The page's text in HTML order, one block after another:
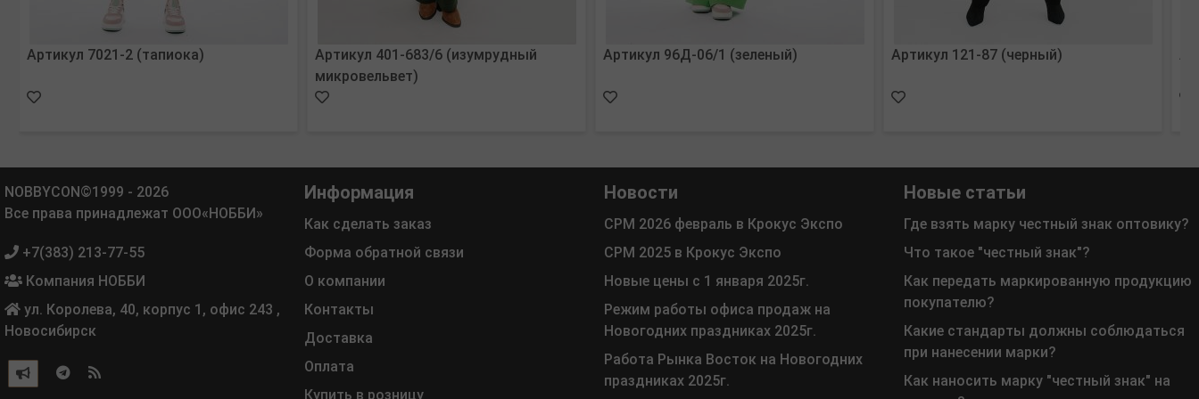
Артикул 7021-2 (тапиока)
Артикул 401-683/6 (изумрудный
микровельвет)
Артикул 96Д-06/1 (зеленый) Артикул 121-87 (черный)
NOBBYCON©1999 - 2026
Все права принадлежат ООО«НОББИ»
+7(383) 213-77-55
Компания НОББИ
ул. Королева, 40, корпус 1, офис 243 ,
Новосибирск
Информация
Как сделать заказ
Форма обратной связи
О компании
Контакты
Доставка
Оплата
Купить в розницу
Новости
СРМ 2026 февраль в Крокус Экспо
СРМ 2025 в Крокус Экспо
Новые цены с 1 января 2025г.
Режим работы офиса продаж на
Новогодних праздниках 2025г.
Работа Рынка Восток на Новогодних
праздниках 2025г.
Новые статьи
Где взять марку честный знак оптовику?
Что такое "честный знак"?
Как передать маркированную продукцию
покупателю?
Какие стандарты должны соблюдаться
при нанесении марки?
Как наносить марку "честный знак" на